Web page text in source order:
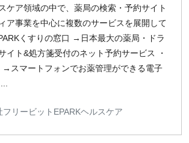
表示
ケア領域の中で、薬局の検索・予約サイト
ア事業を中心に複数のサービスを展開して
くすりの窓口 →日本最大の薬局・ドラ
イト&処方箋受付のネット予約サービス ・
→スマートフォンでお薬管理ができる電子
フリービットEPARKヘルスケア